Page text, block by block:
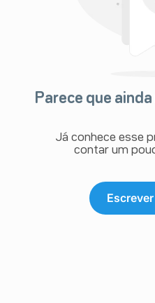
Parece que
Já conhece esse
contar um